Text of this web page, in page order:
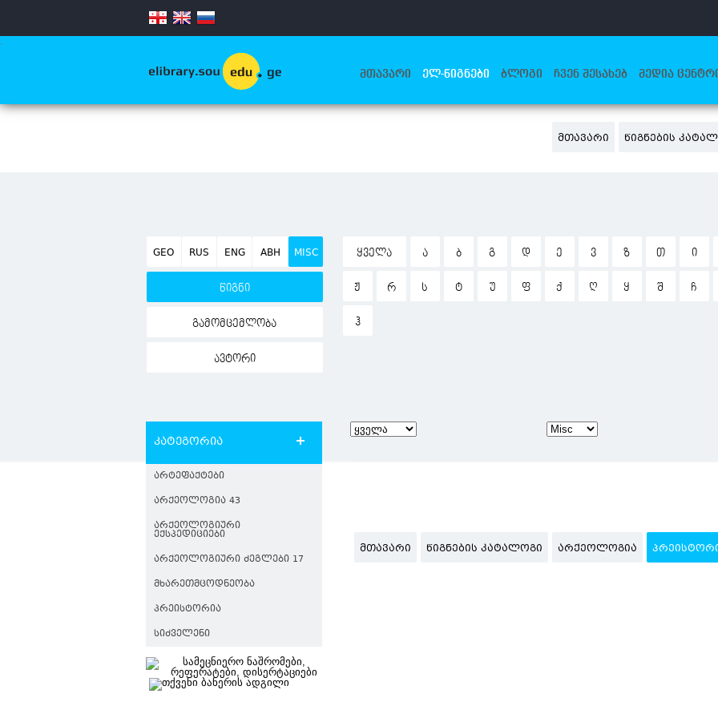
.
ᲛᲗᲐᲕᲐᲠᲘ ᲔᲚ-ᲬᲘᲒᲜᲔᲑᲘ ᲑᲚᲝᲒᲘ ᲩᲕᲔᲜ ᲨᲔᲡᲐᲮᲔᲑ ᲛᲔᲓᲘᲐ
ᲛᲗᲐᲕᲐᲠᲘ ᲬᲘᲒᲜᲔᲑᲘᲡ
GEO RUS ENG ABH MISC
წიგნი
გამომცემლობა
ავტორი
ᲧᲕᲔᲚᲐ Ა Ბ Გ Დ Ე Ვ Ზ Თ Ი
Ჟ Რ Ს Ტ Უ Ფ Ქ Ღ Ყ Შ Ჩ
Ჰ
კატეგორია
ᲐᲠᲢᲔᲤᲐᲥᲢᲔᲑᲘ
ᲐᲠᲥᲔᲝᲚᲝᲒᲘᲐ 43
ᲐᲠᲥᲔᲝᲚᲝᲒᲘᲣᲠᲘ
ᲔᲥᲡᲞᲔᲓᲘᲪᲘᲔᲑᲘ
ᲐᲠᲥᲔᲝᲚᲝᲒᲘᲣᲠᲘ ᲫᲔᲒᲚᲔᲑᲘ 17
ᲛᲮᲐᲠᲔᲗᲛᲪᲝᲓᲜᲔᲝᲑᲐ
ᲞᲠᲔᲘᲡᲢᲝᲠᲘᲐ
ᲡᲘᲫᲕᲔᲚᲔᲜᲘ
ᲛᲗᲐᲕᲐᲠᲘ ᲬᲘᲒᲜᲔᲑᲘᲡ ᲙᲐᲢᲐᲚᲝᲒᲘ ᲐᲠᲥᲔᲝᲚᲝᲒᲘᲐ